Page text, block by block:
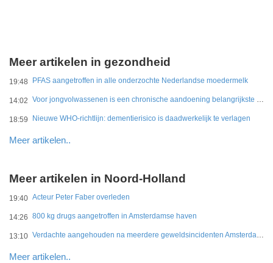
Meer artikelen in gezondheid
19:48 PFAS aangetroffen in alle onderzochte Nederlandse moedermelk
14:02 Voor jongvolwassenen is een chronische aandoening belangrijkste belemmering
18:59 Nieuwe WHO-richtlijn: dementierisico is daadwerkelijk te verlagen
Meer artikelen..
Meer artikelen in Noord-Holland
19:40 Acteur Peter Faber overleden
14:26 800 kg drugs aangetroffen in Amsterdamse haven
13:10 Verdachte aangehouden na meerdere geweldsincidenten Amsterdam-West
Meer artikelen..